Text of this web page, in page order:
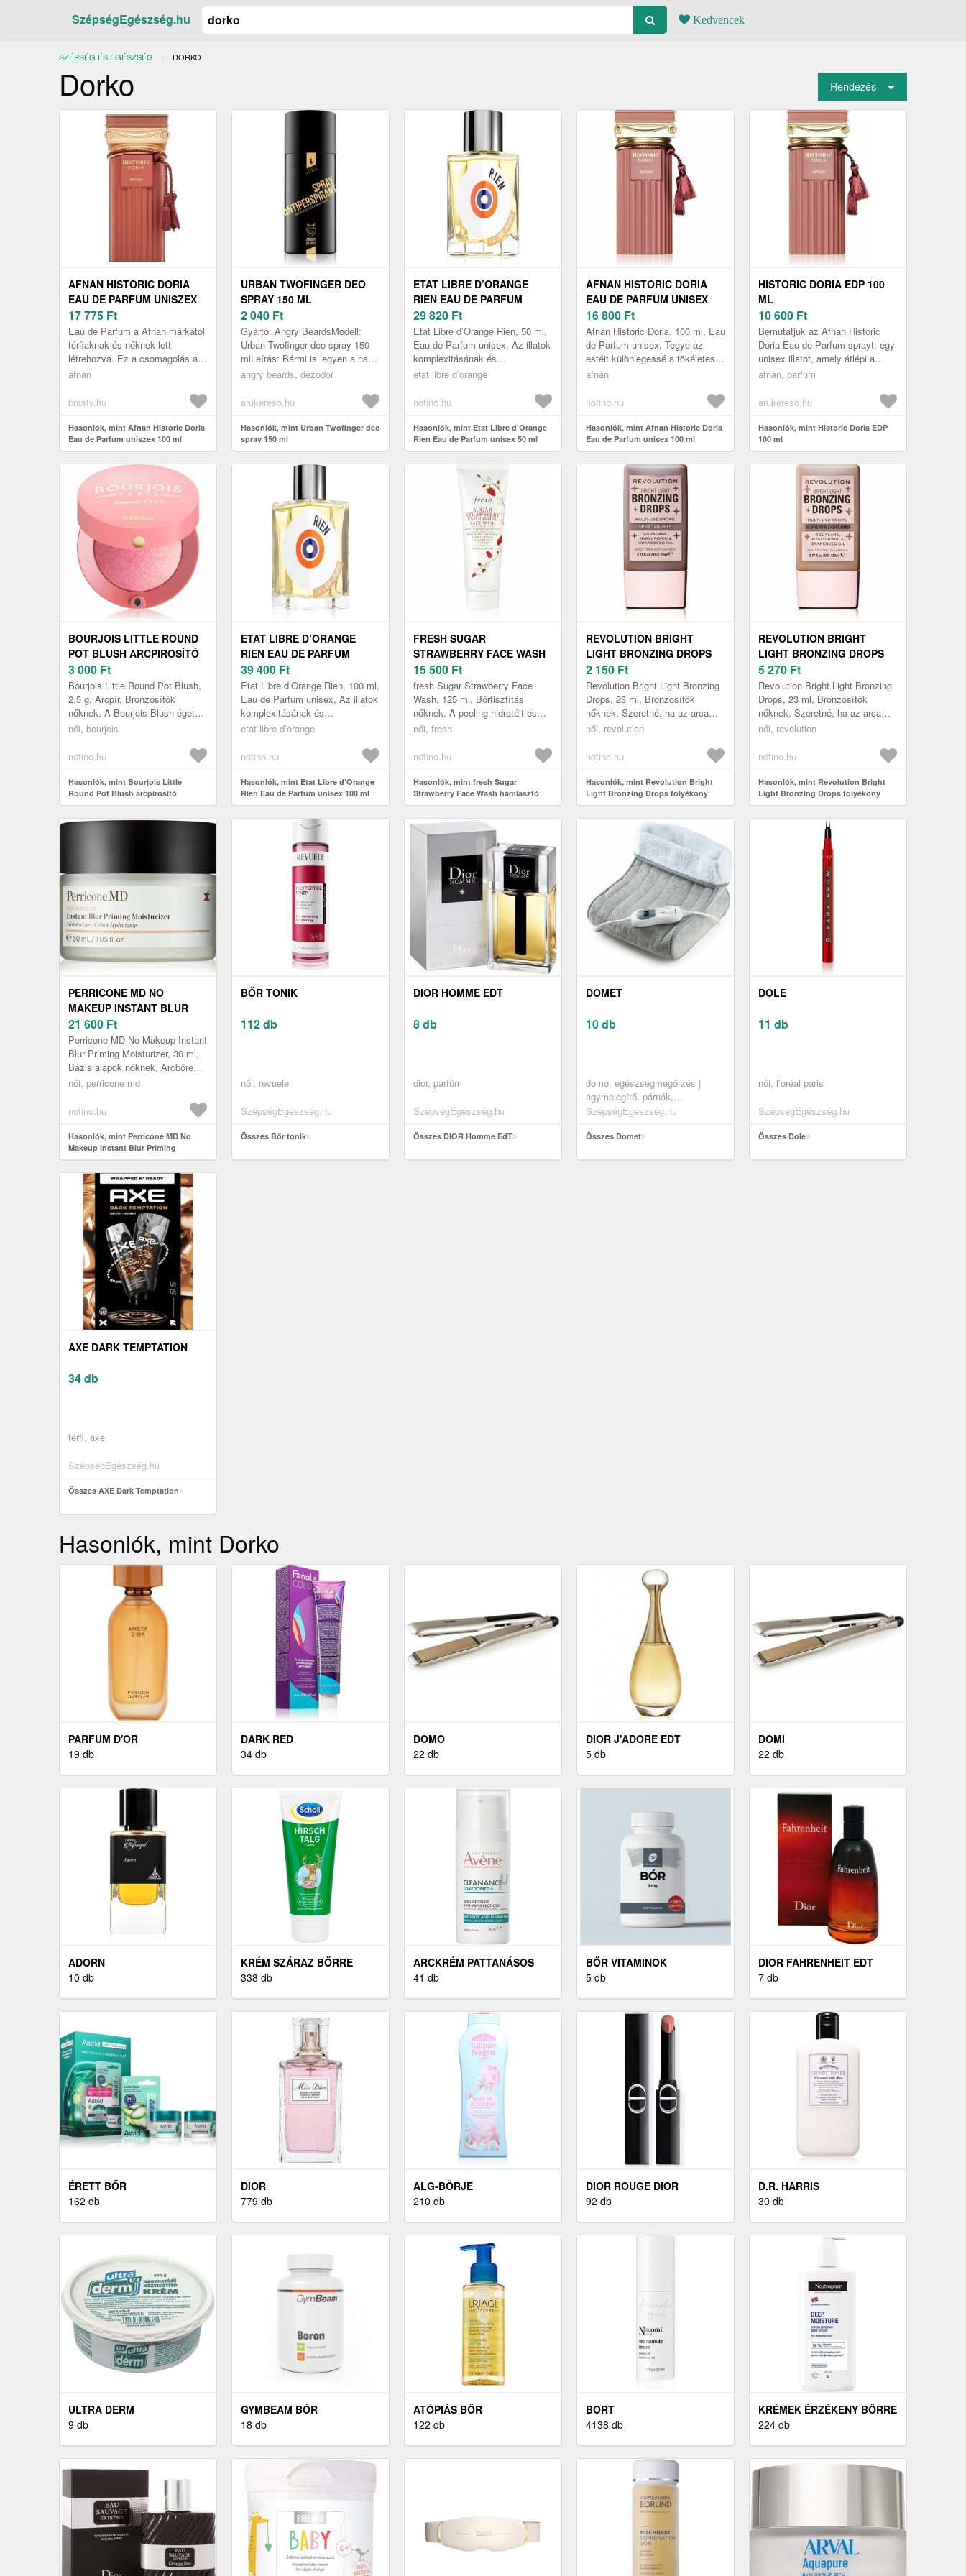
SzépségEgészség.hu Kedvencek
SZÉPSÉG ÉS EGÉSZSÉG JELENLEGI:
DORKO
Dorko Rendezés
AFNAN HISTORIC DORIA
EAU DE PARFUM UNISZEX
100 ML
17 775 Ft
Eau de Parfum a Afnan márkától
férfiaknak és nőknek lett
létrehozva. Ez a csomagolás az
Ön által választott illatot
afnan
brasty.hu
Hasonlók, mint Afnan Historic Doria
Eau de Parfum uniszex 100 ml
URBAN TWOFINGER DEO
SPRAY 150 ML
2 040 Ft
Gyártó: Angry BeardsModell:
Urban Twofinger deo spray 150
mlLeírás: Bármi is legyen a napi
programja, az izzadt ruhákat
angry beards, dezodor
arukereso.hu
Hasonlók, mint Urban Twofinger deo
spray 150 ml
ETAT LIBRE D’ORANGE
RIEN EAU DE PARFUM
UNISEX 50 ML
29 820 Ft
Etat Libre d’Orange Rien, 50 ml,
Eau de Parfum unisex, Az illatok
komplexitásának és
gazdagságának határait
Etat ...
etat libre d’orange
notino.hu
Hasonlók, mint Etat Libre d’Orange
Rien Eau de Parfum unisex 50 ml
AFNAN HISTORIC DORIA
EAU DE PARFUM UNISEX
100 ML
16 800 Ft
Afnan Historic Doria, 100 ml, Eau
de Parfum unisex, Tegye az
estéit különlegessé a tökéletesen
kiegyensúlyozott, erős, mégis
afnan
notino.hu
Hasonlók, mint Afnan Historic Doria
Eau de Parfum unisex 100 ml
HISTORIC DORIA EDP 100
ML
10 600 Ft
Bemutatjuk az Afnan Historic
Doria Eau de Parfum sprayt, egy
unisex illatot, amely átlépi a
határokat és ünnepli az
spr...
afnan, parfüm
arukereso.hu
Hasonlók, mint Historic Doria EDP
100 ml
BOURJOIS LITTLE ROUND
POT BLUSH ARCPIROSÍTÓ
ÁRNYALAT 34 ROSE D´OR 2,
5 G
3 000 Ft
Bourjois Little Round Pot Blush,
2.5 g, Arcpír, Bronzosítók
nőknek, A Bourjois Blush égetett
arcpirosító textúrája selymes és
női, bourjois
notino.hu
Hasonlók, mint Bourjois Little
Round Pot Blush arcpirosító
árnyalat 34 Rose D´Or 2, 5 g
ETAT LIBRE D’ORANGE
RIEN EAU DE PARFUM
UNISEX 100 ML
39 400 Ft
Etat Libre d’Orange Rien, 100 ml,
Eau de Parfum unisex, Az illatok
komplexitásának és
gazdagságának határait
Etat...
etat libre d’orange
notino.hu
Hasonlók, mint Etat Libre d’Orange
Rien Eau de Parfum unisex 100 ml
FRESH SUGAR
STRAWBERRY FACE WASH
HÁMLASZTÓ TISZTÍTÓ GÉL
125 ML
15 500 Ft
fresh Sugar Strawberry Face
Wash, 125 ml, Bőrtisztítás
nőknek, A peeling hidratált és
rugalmas bőrt eredményez
és a...
női, fresh
notino.hu
Hasonlók, mint fresh Sugar
Strawberry Face Wash hámlasztó
tisztító gél 125 ml
REVOLUTION BRIGHT
LIGHT BRONZING DROPS
FOLYÉKONY BRONZOSÍTÓ
ÁRNYALAT DEEP BRONZE
SPICE 23 ML
2 150 Ft
Revolution Bright Light Bronzing
Drops, 23 ml, Bronzosítók
nőknek, Szeretné, ha az arca
olyan napokon is barnultnak
a...
női, revolution
notino.hu
Hasonlók, mint Revolution Bright
Light Bronzing Drops folyékony
bronzosító árnyalat Deep Bronze
Spice 23 ml
REVOLUTION BRIGHT
LIGHT BRONZING DROPS
FOLYÉKONY BRONZOSÍTÓ
ÁRNYALAT BRONZE
SCORCHED 23 ML
5 270 Ft
Revolution Bright Light Bronzing
Drops, 23 ml, Bronzosítók
nőknek, Szeretné, ha az arca
olyan napokon is barnultnak
a...
női, revolution
notino.hu
Hasonlók, mint Revolution Bright
Light Bronzing Drops folyékony
bronzosító árnyalat Bronze
Scorched 23 ml
PERRICONE MD NO
MAKEUP INSTANT BLUR
PRIMING MOISTURIZER
ALAPOZÓ HIDRATÁLÓ
BÁZIS 30 ML
21 600 Ft
Perricone MD No Makeup Instant
Blur Priming Moisturizer, 30 ml,
Bázis alapok nőknek, Arcbőre
egész nap tartó tökéletes
női, perricone md
notino.hu
Hasonlók, mint Perricone MD No
Makeup Instant Blur Priming
Moisturizer alapozó hidratáló bázis
30 ml
BŐR TONIK
112 db
női, revuele
SzépségEgészség.hu
Összes Bőr tonik
DIOR HOMME EDT
8 db
dior, parfüm
SzépségEgészség.hu
Összes DIOR Homme EdT
DOMET
10 db
domo, egészségmegőrzés |
ágymelegítő, párnák,
lábmelegítők
SzépségEgészség.hu
Összes Domet
DOLE
11 db
női, l’oréal paris
SzépségEgészség.hu
Összes Dole
AXE DARK TEMPTATION
34 db
férfi, axe
SzépségEgészség.hu
Összes AXE Dark Temptation
Hasonlók, mint Dorko
PARFUM D'OR
19 db
DARK RED
34 db
DOMO
22 db
DIOR J'ADORE EDT
5 db
DOMI
22 db
ADORN
10 db
KRÉM SZÁRAZ BŐRRE
338 db
ARCKRÉM PATTANÁSOS
BŐRRE
41 db
BŐR VITAMINOK
5 db
DIOR FAHRENHEIT EDT
7 db
ÉRETT BŐR
162 db
DIOR
779 db
ALG-BÖRJE
210 db
DIOR ROUGE DIOR
92 db
D.R. HARRIS
30 db
ULTRA DERM
9 db
GYMBEAM BÓR
18 db
ATÓPIÁS BŐR
122 db
BORT
4138 db
KRÉMEK ÉRZÉKENY BŐRRE
224 db